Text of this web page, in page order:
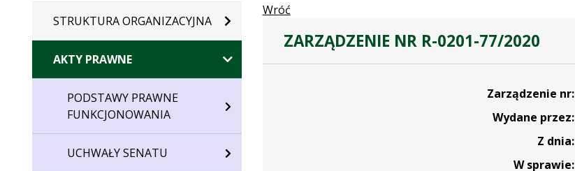
STRUKTURA ORGANIZACYJNA
AKTY PRAWNE
PODSTAWY PRAWNE
FUNKCJONOWANIA
UCHWAŁY SENATU
Wróć
ZARZĄDZENIE NR R-0201-77/2020
Zarządzenie nr:
Wydane przez:
Z dnia:
W sprawie: